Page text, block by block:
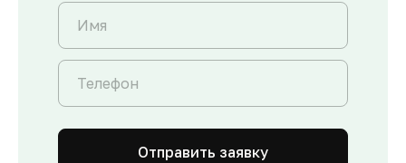
Отправить заявку